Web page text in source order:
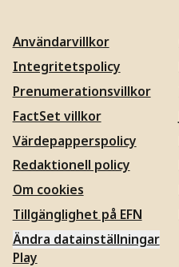
Användarvillkor
Integritetspolicy
Prenumerationsvillkor
FactSet villkor
Värdepapperspolicy
Redaktionell policy
Om cookies
Tillgänglighet på EFN
Ändra datainställningar
Play